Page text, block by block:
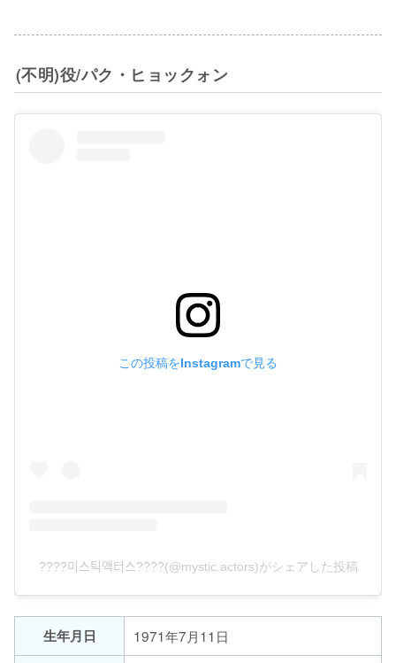
(不明)役/パク・ヒョックォン
この投稿をInstagramで見る
????미스틱액터스????(@mystic.actors)がシェアした投稿
生年月日
1971年7月11日